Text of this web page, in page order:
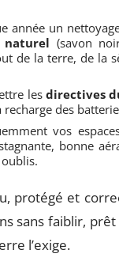
année un
(savon
de la terre, de la
les directives
recharge des
vos
bonne
protégé et
sans faiblir,
l’exige.